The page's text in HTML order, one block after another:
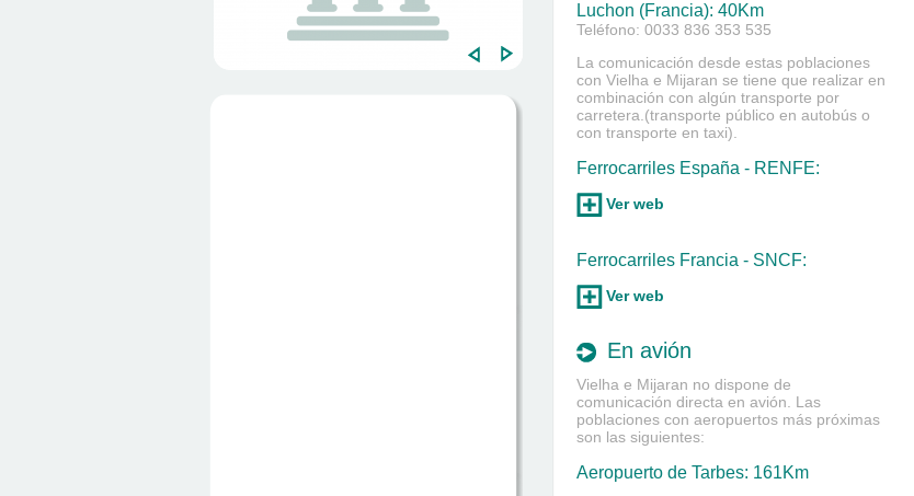
Luchon (Francia): 40Km
Teléfono: 0033 836 353 535
La comunicación desde estas poblaciones
con Vielha e Mijaran se tiene que realizar en
combinación con algún transporte por
carretera.(transporte público en autobús o
con transporte en taxi).
Ferrocarriles España - RENFE:
Ver web
Ferrocarriles Francia - SNCF:
Ver web
En avión
Vielha e Mijaran no dispone de
comunicación directa en avión. Las
poblaciones con aeropuertos más próximas
son las siguientes:
Aeropuerto de Tarbes: 161Km